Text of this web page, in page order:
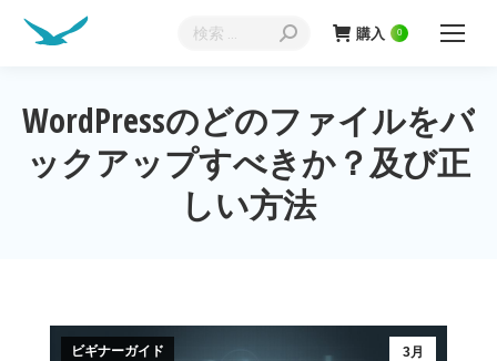
購入 0
WordPressのどのファイルをバ
ックアップすべきか？及び正
しい方法
現在地:
3月
ビギナーガイド